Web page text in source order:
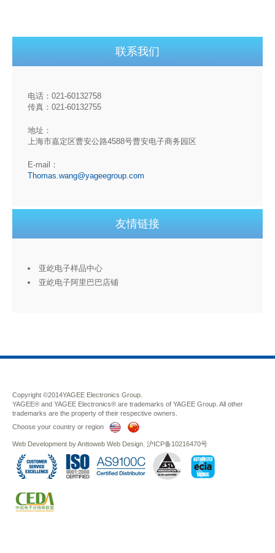
联系我们
电话：021-60132758
传真：021-60132755
地址：
上海市嘉定区曹安公路4588号曹安电子商务园区
E-mail：
Thomas.wang@yageegroup.com
友情链接
亚屹电子样品中心
亚屹电子阿里巴巴店铺
Copyright ©2014YAGEE Electronics Group.
YAGEE® and YAGEE Electronics® are trademarks of YAGEE Group. All other
trademarks are the property of their respective owners.
Choose your country or region
Web Development byAnttoweb Web Design 沪ICP备10216470号